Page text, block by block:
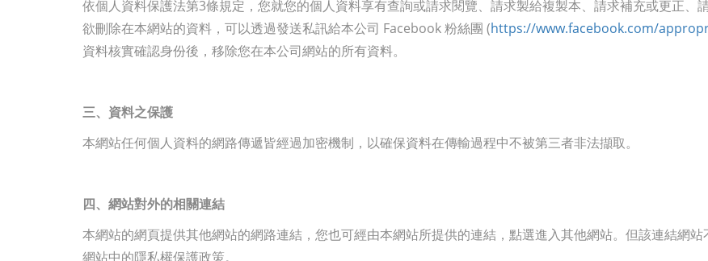
依個人資料保護法第3條規定，您就您的個人資料享有查詢或請求閱覽、請求製給複製本、請求補充或更正、
欲刪除在本網站的資料，可以透過發送私訊給本公司 Facebook 粉絲團 (https://www.facebook.com/
資料核實確認身份後，移除您在本公司網站的所有資料。
三、資料之保護
本網站任何個人資料的網路傳遞皆經過加密機制，以確保資料在傳輸過程中不被第三者非法擷取。
四、網站對外的相關連結
本網站的網頁提供其他網站的網路連結，您也可經由本網站所提供的連結，點選進入其他網站。但該連結網
網站中的隱私權保護政策。